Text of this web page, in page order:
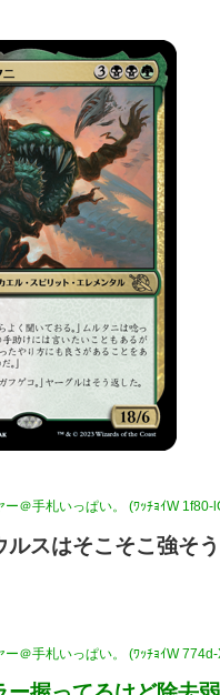
ー＠手札いっぱい。 (ﾜｯﾁｮｲW
ルスはそこそこ強そう
ー＠手札いっぱい。 (ﾜｯﾁｮｲW